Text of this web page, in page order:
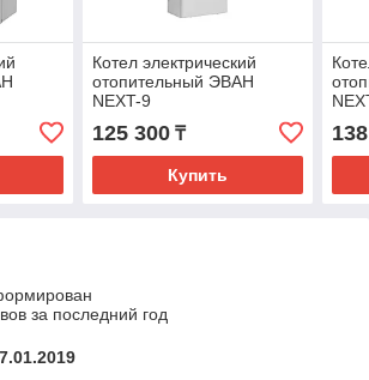
Котел электрический
отопительный ЭВАН
NEXT-9
125 300₸
Купить
за последний год